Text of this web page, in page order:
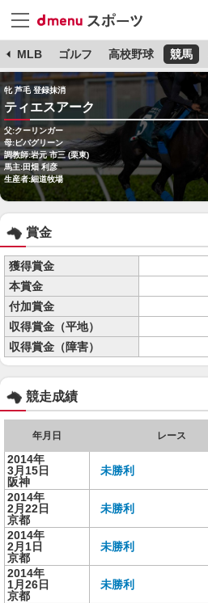
MLB ゴルフ 高校野球 競馬
牝 芦毛 登録抹消
ティエスアーク
父:クーリンガー
母:ビバグリーン
調教師:岩元 市三 (栗東)
馬主:田畑 利彦
生産者:細道牧場
賞金
獲得賞金
本賞金
付加賞金
収得賞金（平地）
収得賞金（障害）
競走成績
年月日 レース
2014年
3月15日
阪神
未勝利
2014年
2月22日
京都
未勝利
2014年
2月1日
京都
未勝利
2014年
1月26日
京都
未勝利